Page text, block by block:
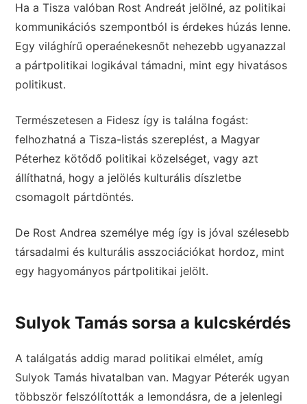
Ha a Tisza valóban Rost Andreát jelölné, az politikai
kommunikációs szempontból is érdekes húzás lenne.
Egy világhírű operaénekesnőt nehezebb ugyanazzal
a pártpolitikai logikával támadni, mint egy hivatásos
politikust.
Természetesen a Fidesz így is találna fogást:
felhozhatná a Tisza-listás szereplést, a Magyar
Péterhez kötődő politikai közelséget, vagy azt
állíthatná, hogy a jelölés kulturális díszletbe
csomagolt pártdöntés.
De Rost Andrea személye még így is jóval szélesebb
társadalmi és kulturális asszociációkat hordoz, mint
egy hagyományos pártpolitikai jelölt.
Sulyok Tamás sorsa a kulcskérdés
A találgatás addig marad politikai elmélet, amíg
Sulyok Tamás hivatalban van. Magyar Péterék ugyan
többször felszólították a lemondásra, de a jelenlegi